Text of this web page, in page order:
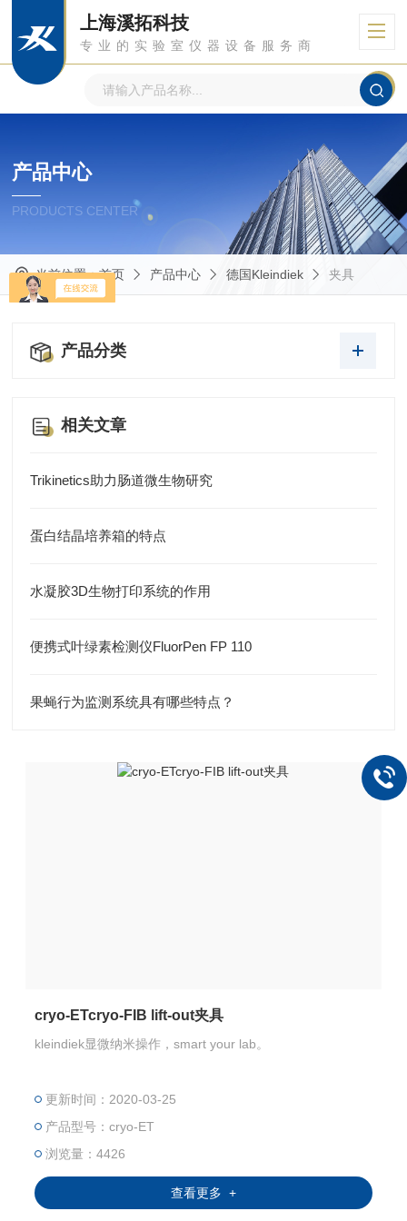
上海溪拓科技
专业的实验室仪器设备服务商
产品中心
PRODUCTS CENTER
当前位置：首页 产品中心 德国Kleindiek 夹具
产品分类
相关文章
Trikinetics助力肠道微生物研究
蛋白结晶培养箱的特点
水凝胶3D生物打印系统的作用
便携式叶绿素检测仪FluorPen FP 110
果蝇行为监测系统具有哪些特点？
cryo-ETcryo-FIB lift-out夹具
kleindiek显微纳米操作，smart your lab。
更新时间：2020-03-25
产品型号：cryo-ET
浏览量：4426
查看更多 +